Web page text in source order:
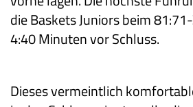
die Baskets Juniors beim
4:40 Minuten vor Schluss.
Dieses vermeintlich